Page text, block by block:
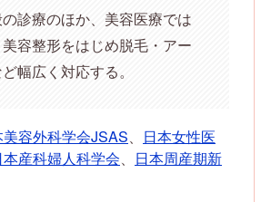
診療のほか、美容医療では
容整形をはじめ脱毛・アー
幅広く対応する。
美容外科学会JSAS
日本女性医
本産科婦人科学会
日本周産期新